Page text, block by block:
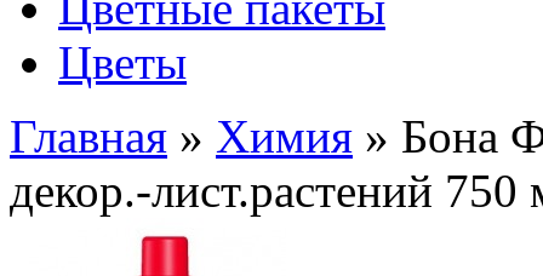
Цветы
Главная » Химия » Бона
декор.-лист.растений